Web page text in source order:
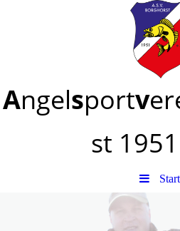
Angelsportv
st
Start